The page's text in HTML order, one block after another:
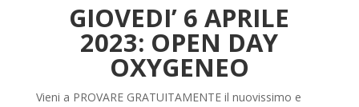
GIOVEDI’ 6 APRILE
2023: OPEN DAY
OXYGENEO
Vieni a PROVARE GRATUITAMENTE il nuovissimo e